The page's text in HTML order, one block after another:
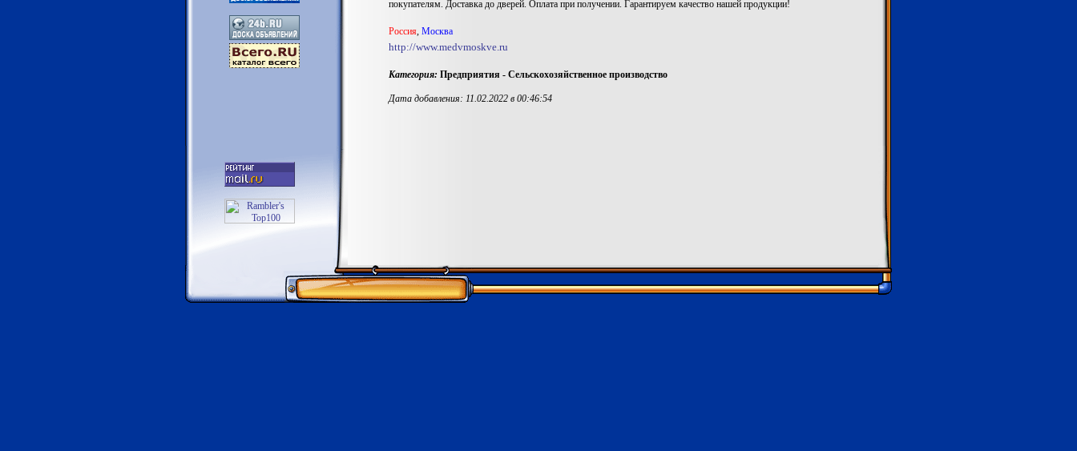
покупателям. Доставка до дверей. Оплата при получении. Гарантируем качество нашей продукции!
Россия, Москва
http://www.medvmoskve.ru
Категория: Предприятия - Сельскохозяйственное производство
Дата добавления: 11.02.2022 в 00:46:54